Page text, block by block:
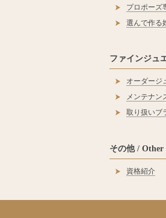
プロポーズ
選んで作る
ファインジュ
オーダージ
メンテナン
取り扱いブ
その他 / Other
資格紹介